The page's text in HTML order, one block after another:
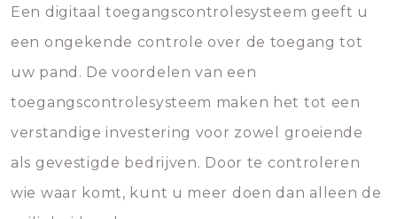
Een digitaal toegangscontrolesysteem geeft u
een ongekende controle over de toegang tot
uw pand. De voordelen van een
toegangscontrolesysteem maken het tot een
verstandige investering voor zowel groeiende
als gevestigde bedrijven. Door te controleren
wie waar komt, kunt u meer doen dan alleen de